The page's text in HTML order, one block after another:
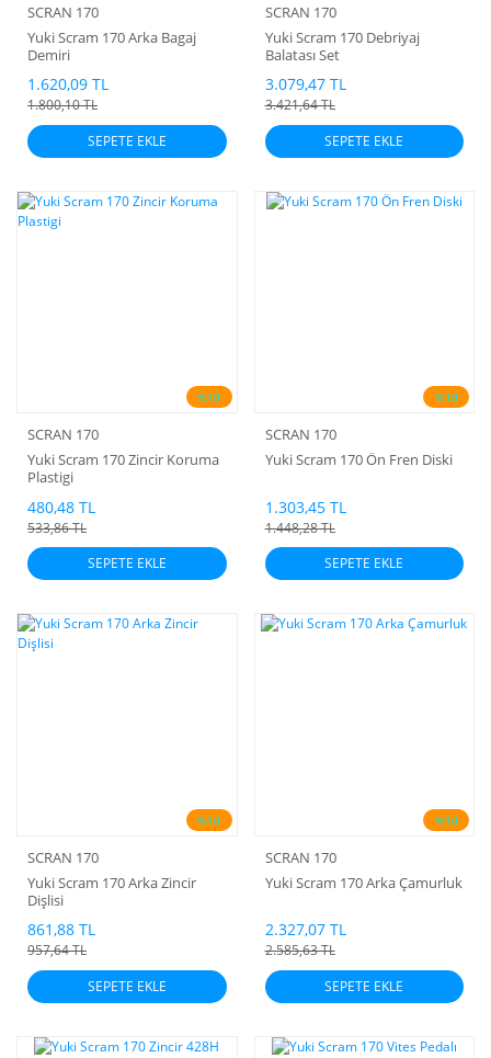
SCRAN 170
Yuki Scram 170 Arka Bagaj
Demiri
1.620,09 TL
1.800,10 TL
SEPETE EKLE
SCRAN 170
Yuki Scram 170 Debriyaj
Balatası Set
3.079,47 TL
3.421,64 TL
SEPETE EKLE
%10
SCRAN 170
Yuki Scram 170 Zincir Koruma
Plastigi
480,48 TL
533,86 TL
SEPETE EKLE
%10
SCRAN 170
Yuki Scram 170 Ön Fren Diski
1.303,45 TL
1.448,28 TL
SEPETE EKLE
%10
SCRAN 170
Yuki Scram 170 Arka Zincir
Dişlisi
861,88 TL
957,64 TL
SEPETE EKLE
%10
SCRAN 170
Yuki Scram 170 Arka Çamurluk
2.327,07 TL
2.585,63 TL
SEPETE EKLE